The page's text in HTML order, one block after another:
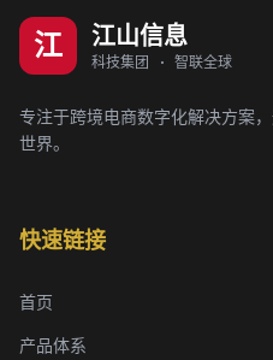
江 江山信息
科技集团 · 智联全球
专注于跨境电商数字化解决方案
世界。
快速链接
首页
产品体系